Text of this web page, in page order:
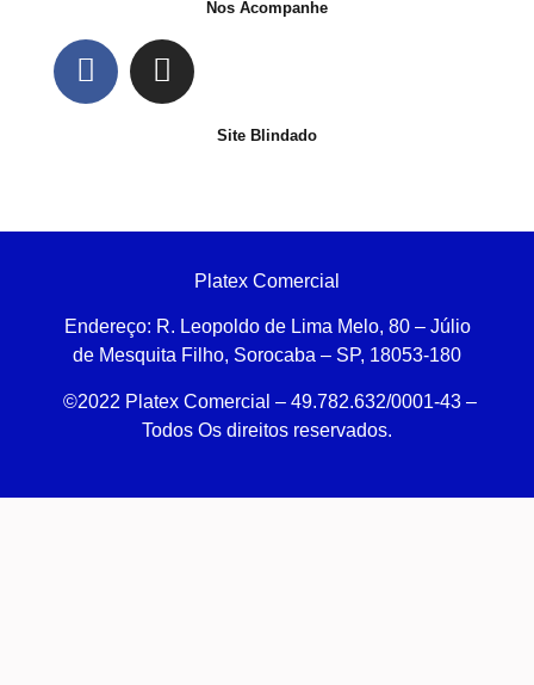
Nos Acompanhe
Site Blindado
Platex Comercial
Endereço: R. Leopoldo de Lima Melo, 80 – Júlio
de Mesquita Filho, Sorocaba – SP, 18053-180
©2022 Platex Comercial – 49.782.632/0001-43 –
Todos Os direitos reservados.